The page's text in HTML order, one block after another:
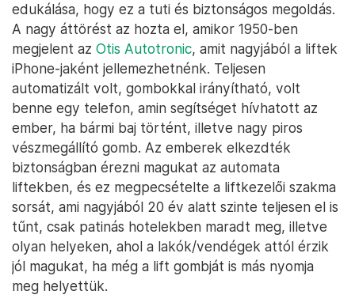
edukálása, hogy ez a tuti és biztonságos megoldás.
A nagy áttörést az hozta el, amikor 1950-ben
megjelent az Otis Autotronic, amit nagyjából a liftek
iPhone-jaként jellemezhetnénk. Teljesen
automatizált volt, gombokkal irányítható, volt
benne egy telefon, amin segítséget hívhatott az
ember, ha bármi baj történt, illetve nagy piros
vészmegállító gomb. Az emberek elkezdték
biztonságban érezni magukat az automata
liftekben, és ez megpecsételte a liftkezelői szakma
sorsát, ami nagyjából 20 év alatt szinte teljesen el is
tűnt, csak patinás hotelekben maradt meg, illetve
olyan helyeken, ahol a lakók/vendégek attól érzik
jól magukat, ha még a lift gombját is más nyomja
meg helyettük.